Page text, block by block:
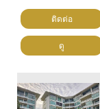
ติดต่อ
ดู